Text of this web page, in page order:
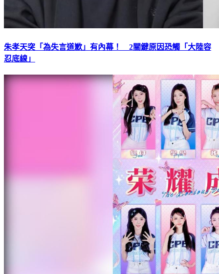
朱孝天突「為失言道歉」有內幕！ 2關鍵原因恐觸「大陸容
忍底線」